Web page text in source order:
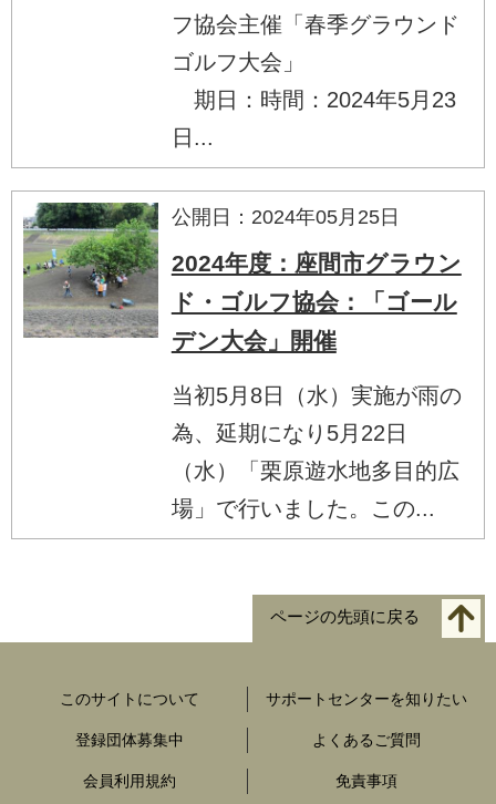
フ協会主催「春季グラウンド
ゴルフ大会」
期日：時間：2024年5月23
日...
公開日：2024年05月25日
2024年度：座間市グラウン
ド・ゴルフ協会：「ゴール
デン大会」開催
当初5月8日（水）実施が雨の
為、延期になり5月22日
（水）「栗原遊水地多目的広
場」で行いました。この...
ページの先頭に戻る
このサイトについて サポートセンターを知りたい
登録団体募集中 よくあるご質問
会員利用規約 免責事項